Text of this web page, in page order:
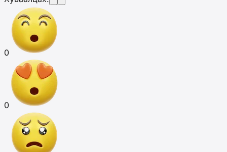
0
0